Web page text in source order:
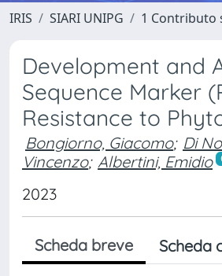
IRIS SIARI UNIPG 1 Contributo
Development and
Sequence Marker
Resistance to
Bongiorno, Giacomo; Di
Vincenzo; Albertini, Emidio
2023
Scheda breve Scheda